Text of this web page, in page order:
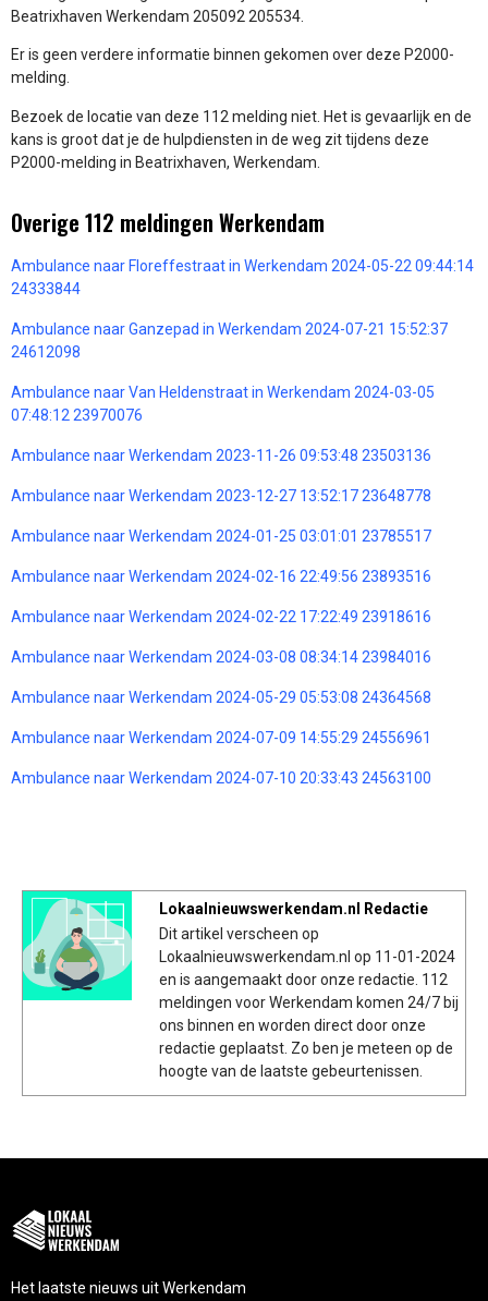
Beatrixhaven Werkendam 205092 205534.
Er is geen verdere informatie binnen gekomen over deze P2000-
melding.
Bezoek de locatie van deze 112 melding niet. Het is gevaarlijk en de
kans is groot dat je de hulpdiensten in de weg zit tijdens deze
P2000-melding in Beatrixhaven, Werkendam.
Overige 112 meldingen Werkendam
Ambulance naar Floreffestraat in Werkendam 2024-05-22 09:44:14
24333844
Ambulance naar Ganzepad in Werkendam 2024-07-21 15:52:37
24612098
Ambulance naar Van Heldenstraat in Werkendam 2024-03-05
07:48:12 23970076
Ambulance naar Werkendam 2023-11-26 09:53:48 23503136
Ambulance naar Werkendam 2023-12-27 13:52:17 23648778
Ambulance naar Werkendam 2024-01-25 03:01:01 23785517
Ambulance naar Werkendam 2024-02-16 22:49:56 23893516
Ambulance naar Werkendam 2024-02-22 17:22:49 23918616
Ambulance naar Werkendam 2024-03-08 08:34:14 23984016
Ambulance naar Werkendam 2024-05-29 05:53:08 24364568
Ambulance naar Werkendam 2024-07-09 14:55:29 24556961
Ambulance naar Werkendam 2024-07-10 20:33:43 24563100
Lokaalnieuwswerkendam.nl Redactie
Dit artikel verscheen op
Lokaalnieuwswerkendam.nl op 11-01-2024
en is aangemaakt door onze redactie. 112
meldingen voor Werkendam komen 24/7 bij
ons binnen en worden direct door onze
redactie geplaatst. Zo ben je meteen op de
hoogte van de laatste gebeurtenissen.
Het laatste nieuws uit Werkendam